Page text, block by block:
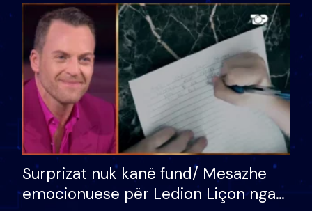
mungojë zilja e mëngjesit kur…
Surprizat nuk kanë fund/ Mesazhe
emocionuese për Ledion Liçon nga